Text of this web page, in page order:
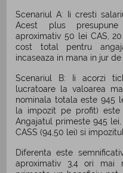
Scenariul A: Ii cresti
Acest plus
aproximativ 50 lei CAS,
cost total pentru
incaseaza in mana in jur de
Scenariul B: Ii acorzi
lucratoare la valoarea
nominala totala este 945
la impozit pe profit) este
Angajatul primeste 945
CASS (94,50 lei) si
Diferenta este
aproximativ 3,4 ori mai